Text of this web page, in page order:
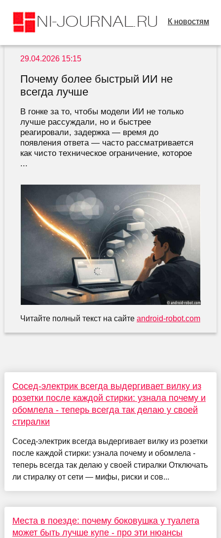
К новостям
29.04.2026 15:15
Почему более быстрый ИИ не
всегда лучше
В гонке за то, чтобы модели ИИ не только
лучше рассуждали, но и быстрее
реагировали, задержка — время до
появления ответа — часто рассматривается
как чисто техническое ограничение, которое
...
Читайте полный текст на сайте android-robot.com
Сосед-электрик всегда выдергивает вилку из
розетки после каждой стирки: узнала почему и
обомлела - теперь всегда так делаю у своей
стиралки
Сосед-электрик всегда выдергивает вилку из розетки
после каждой стирки: узнала почему и обомлела -
теперь всегда так делаю у своей стиралки Отключать
ли стиралку от сети — мифы, риски и сов...
Места в поезде: почему боковушка у туалета
может быть лучше купе - про эти нюансы